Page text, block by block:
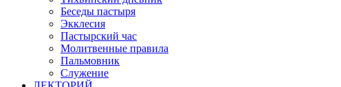
Беседы пастыря
Экклесия
Пастырский час
Молитвенные правила
Пальмовник
Служение